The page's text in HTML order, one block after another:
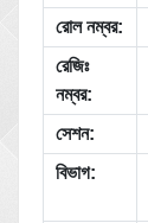
রোল নম্বর:
রেজিঃ
নম্বর:
সেশন:
বিভাগ: